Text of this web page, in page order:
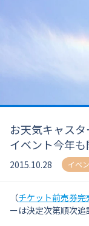
お天気キャス
イベント今年も
2015.10.28 イベ
（チケット前売券
ーは決定次第順次追